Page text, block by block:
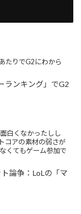
たりでG2にわから
ランキング」でG2
白くなかったしし
コアの素材の弱さが
くてもゲーム参加で
論争：LoLの「マ